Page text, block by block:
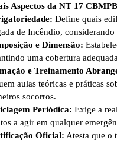
Aspectos da NT 17
Define quais
de Incêndio,
e Dimensão:
uma cobertura
e Treinamento
aulas teóricas e práticas
socorros.
Periódica: Exige a
a agir em qualquer
Oficial: Atesta que o